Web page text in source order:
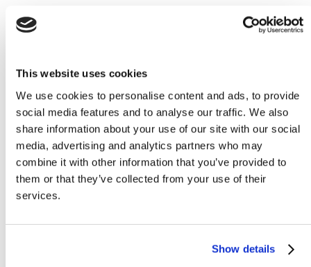
This website uses cookies
We use cookies to personalise content and ads, to provide
social media features and to analyse our traffic. We also
share information about your use of our site with our social
media, advertising and analytics partners who may
combine it with other information that you’ve provided to
them or that they’ve collected from your use of their
services.
Show details
„Bei Heineken arbeiten
wir schon seit einigen
Jahren mit Kantar an
einem
Markensteuerungssyste